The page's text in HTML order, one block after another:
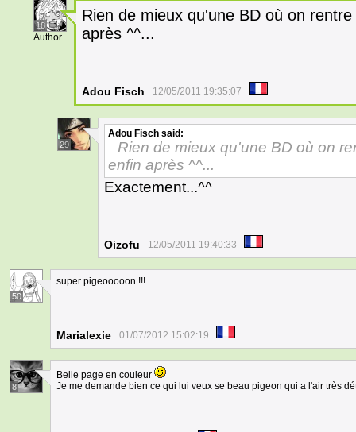
18
Author
Rien de mieux qu'une BD où on
après ^^...
Adou Fisch 12/05/2011 19:35:07
29
Adou Fisch said:
Rien de mieux qu'une BD où on
enfin après ^^...
Exactement...^^
Oizofu 12/05/2011 19:40:33
50
super pigeooooon !!!
Marialexie 01/07/2012 15:02:19
8
Belle page en couleur
Je me demande bien ce qui lui veux se beau pigeon qui a l'air très